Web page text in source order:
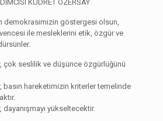
KUDRET ÖZERSAY
demokrasimizin göstergesi olsun,
ile mesleklerini etik, özgür ve
çok seslilik ve düşünce özgürlüğünü
basın hareketimizin kriterler temelinde
dayanışmayı yükseltecektir.